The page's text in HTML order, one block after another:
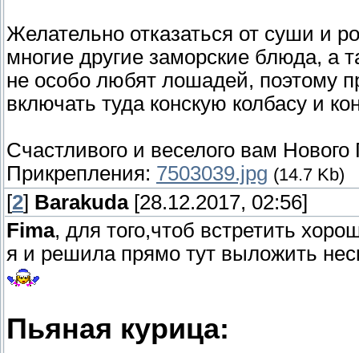
Желательно отказаться от суши и
многие другие заморские блюда, а
не особо любят лошадей, поэтому
включать туда конскую колбасу и
Счастливого и веселого вам Нового
Прикрепления: 7503039.jpg (14.7 Kb)
[2] Barakuda[28.12.2017, 02:56]
Fima, для того,чтоб встретить
я и решила прямо тут выложить
Пьяная курица: